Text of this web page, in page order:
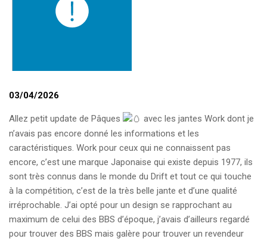
03/04/2026
Allez petit update de Pâques
avec les jantes Work dont je
n’avais pas encore donné les informations et les
caractéristiques. Work pour ceux qui ne connaissent pas
encore, c’est une marque Japonaise qui existe depuis 1977, ils
sont très connus dans le monde du Drift et tout ce qui touche
à la compétition, c’est de la très belle jante et d’une qualité
irréprochable. J’ai opté pour un design se rapprochant au
maximum de celui des BBS d’époque, j’avais d’ailleurs regardé
pour trouver des BBS mais galère pour trouver un revendeur